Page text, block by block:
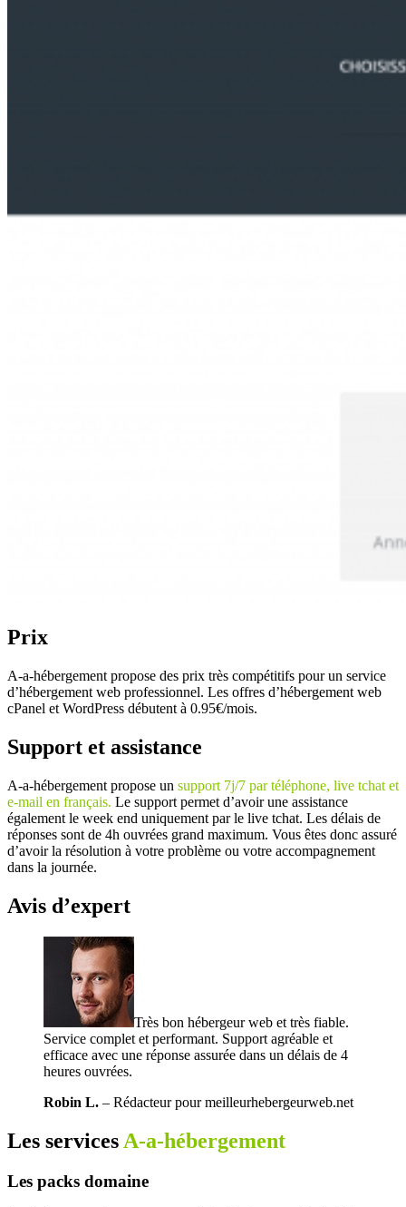
Prix
A-a-hébergement propose des prix très compétitifs pour un service
d’hébergement web professionnel. Les offres d’hébergement web
cPanel et WordPress débutent à 0.95€/mois.
Support et assistance
A-a-hébergement propose un support 7j/7 par téléphone, live tchat et
e-mail en français. Le support permet d’avoir une assistance
également le week end uniquement par le live tchat. Les délais de
réponses sont de 4h ouvrées grand maximum. Vous êtes donc assuré
d’avoir la résolution à votre problème ou votre accompagnement
dans la journée.
Avis d’expert
Très bon hébergeur web et très fiable.
Service complet et performant. Support agréable et
efficace avec une réponse assurée dans un délais de 4
heures ouvrées.
Robin L. – Rédacteur pour meilleurhebergeurweb.net
Les services A-a-hébergement
Les packs domaine